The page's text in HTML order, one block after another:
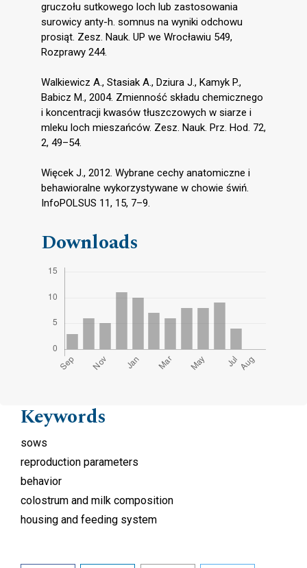
gruczołu sutkowego loch lub zastosowania
surowicy anty-h. somnus na wyniki odchowu
prosiąt. Zesz. Nauk. UP we Wrocławiu 549,
Rozprawy 244.
Walkiewicz A., Stasiak A., Dziura J., Kamyk P.,
Babicz M., 2004. Zmienność składu chemicznego
i koncentracji kwasów tłuszczowych w siarze i
mleku loch mieszańców. Zesz. Nauk. Prz. Hod. 72,
2, 49–54.
Więcek J., 2012. Wybrane cechy anatomiczne i
behawioralne wykorzystywane w chowie świń.
InfoPOLSUS 11, 15, 7–9.
Downloads
Keywords
sows
reproduction parameters
behavior
colostrum and milk composition
housing and feeding system